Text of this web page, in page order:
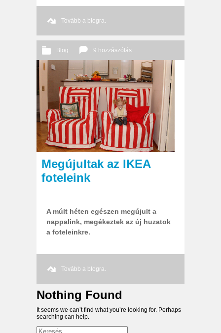
Tovább a blogra.
Blog 9 hozzászólás
2014 02. 16. Őri András
Megújultak az IKEA
foteleink
A múlt héten egészen megújult a
nappalink, megékeztek az új huzatok
a foteleinkre.
Tovább a blogra.
Nothing Found
It seems we can’t find what you’re looking for. Perhaps
searching can help.